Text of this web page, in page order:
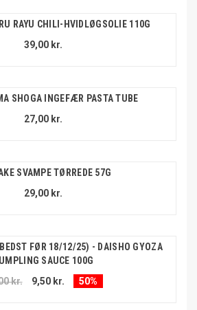
RAYU CHILI-HVIDLØGSOLIE 110G
39,00 kr.
SHOGA INGEFÆR PASTA TUBE
27,00 kr.
SVAMPE TØRREDE 57G
29,00 kr.
FØR 18/12/25) - DAISHO GYOZA
SAUCE 100G
kr.
9,50 kr. 50%